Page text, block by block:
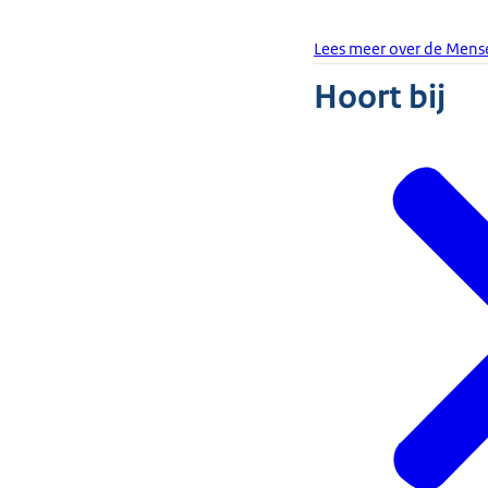
Lees meer over de
Hoort bij